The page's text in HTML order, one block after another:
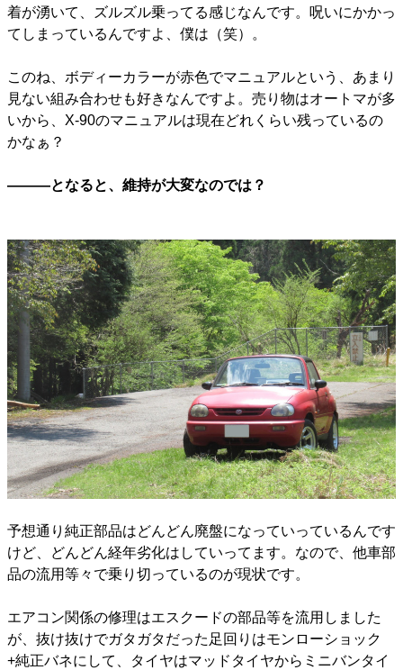
着が湧いて、ズルズル乗ってる感じなんです。呪いにかかっ
てしまっているんですよ、僕は（笑）。
このね、ボディーカラーが赤色でマニュアルという、あまり
見ない組み合わせも好きなんですよ。売り物はオートマが多
いから、X-90のマニュアルは現在どれくらい残っているの
かなぁ？
―――となると、維持が大変なのでは？
予想通り純正部品はどんどん廃盤になっていっているんです
けど、どんどん経年劣化はしていってます。なので、他車部
品の流用等々で乗り切っているのが現状です。
エアコン関係の修理はエスクードの部品等を流用しました
が、抜け抜けでガタガタだった足回りはモンローショック
+純正バネにして、タイヤはマッドタイヤからミニバンタイ